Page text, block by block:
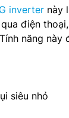
inverter này
điện
năng này
siêu nhỏ